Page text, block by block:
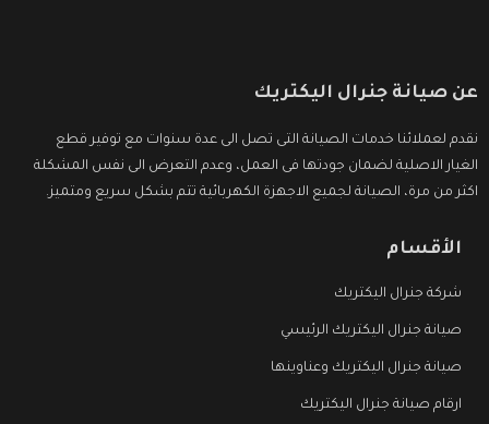
عن صيانة جنرال اليكتريك
نقدم لعملائنا خدمات الصيانة التى تصل الى عدة سنوات مع توفير قطع
الغيار الاصلية لضمان جودتها فى العمل، وعدم التعرض الى نفس المشكلة
اكثر من مرة، الصيانة لجميع الاجهزة الكهربائية تتم بشكل سريع ومتميز.
الأقسام
شركة جنرال اليكتريك
صيانة جنرال اليكتريك الرئيسي
صيانة جنرال اليكتريك وعناوينها
ارقام صيانة جنرال اليكتريك